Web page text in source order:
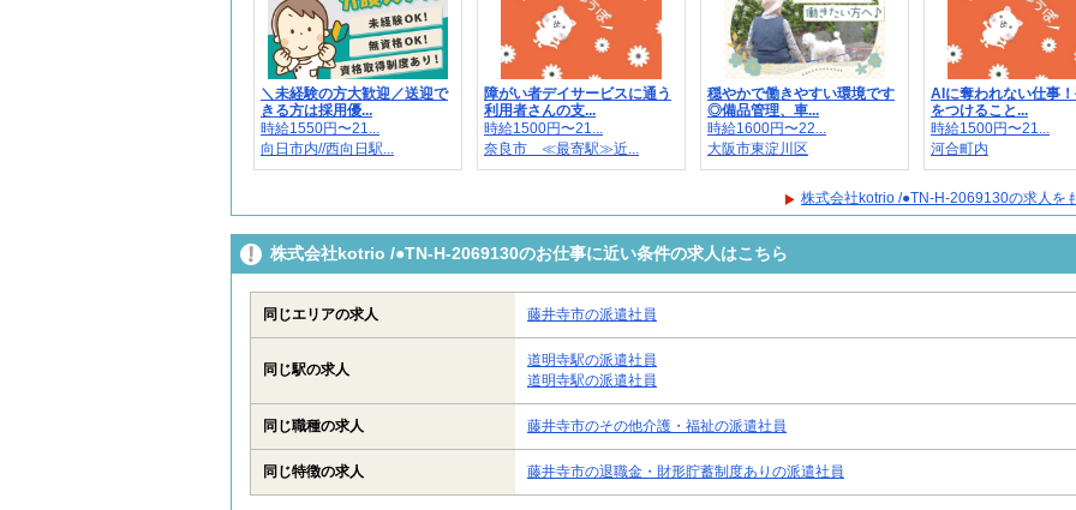
＼未経験の方大歓迎／送迎で
きる方は採用優...
時給1550円〜21...
向日市内//西向日駅...
障がい者デイサービスに通う
利用者さんの支...
時給1500円〜21...
奈良市 ≪最寄駅≫近...
穏やかで働きやすい環境です
◎備品管理、車...
時給1600円〜22...
大阪市東淀川区
AIに奪われない仕事
をつけること...
時給1500円〜21...
河合町内
株式会社kotrio /●TN-H-2069130の求人を
株式会社kotrio /●TN-H-2069130のお仕事に近い条件の求人はこちら
同じエリアの求人 藤井寺市の派遣社員
同じ駅の求人
道明寺駅の派遣社員
道明寺駅の派遣社員
同じ職種の求人 藤井寺市のその他介護・福祉の派遣社員
同じ特徴の求人 藤井寺市の退職金・財形貯蓄制度ありの派遣社員